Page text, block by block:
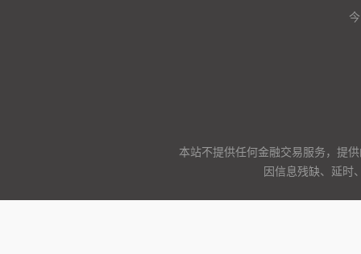
本站不提供任何金融交易服务，提
因信息残缺、延时